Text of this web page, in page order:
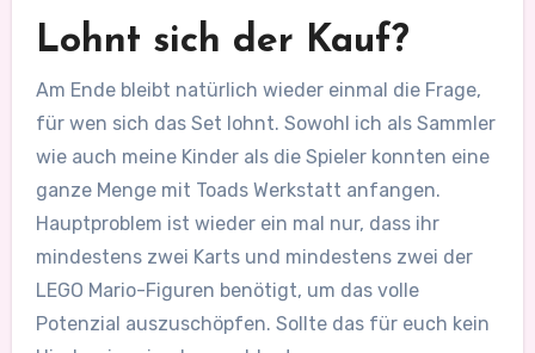
Lohnt sich der Kauf?
Am Ende bleibt natürlich wieder einmal die Frage,
für wen sich das Set lohnt. Sowohl ich als Sammler
wie auch meine Kinder als die Spieler konnten eine
ganze Menge mit Toads Werkstatt anfangen.
Hauptproblem ist wieder ein mal nur, dass ihr
mindestens zwei Karts und mindestens zwei der
LEGO Mario-Figuren benötigt, um das volle
Potenzial auszuschöpfen. Sollte das für euch kein